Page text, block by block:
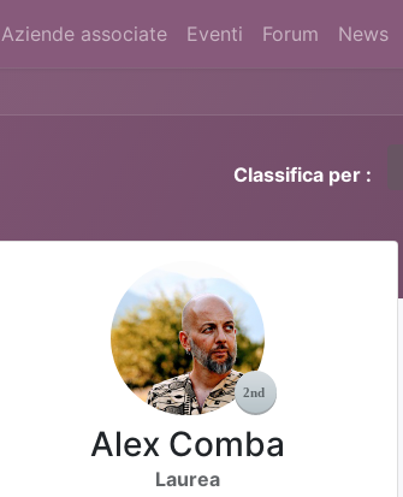
Aziende associate Eventi Forum News
Classifica per :
Alex Comba
Laurea